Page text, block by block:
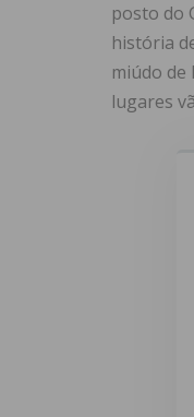
posto do
história
miúdo
lugares